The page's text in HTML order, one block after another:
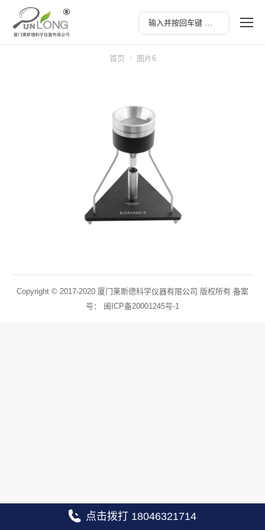
首页 图片6
Copyright © 2017-2020 厦门莱斯德科学仪器有限公司 版权所有 备案
号： 闽ICP备20001245号-1
点击拨打 18046321714